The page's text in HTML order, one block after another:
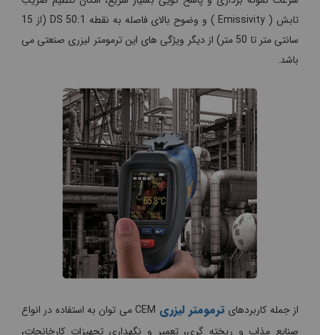
تابش ( Emissivity ) و وضوح بالای فاصله به نقطه 50:1 DS (از 15
سانتی متر تا 50 متر) از دیگر ویژگی های این ترمومتر لیزری صنعتی می
باشد.
از جمله کاربردهای ترمومتر لیزری
CEM می توان به استفاده در انواع
صنایع مذاب و ریخته گری، تعمیر و نگهداری تجهیزات کارخانجات،